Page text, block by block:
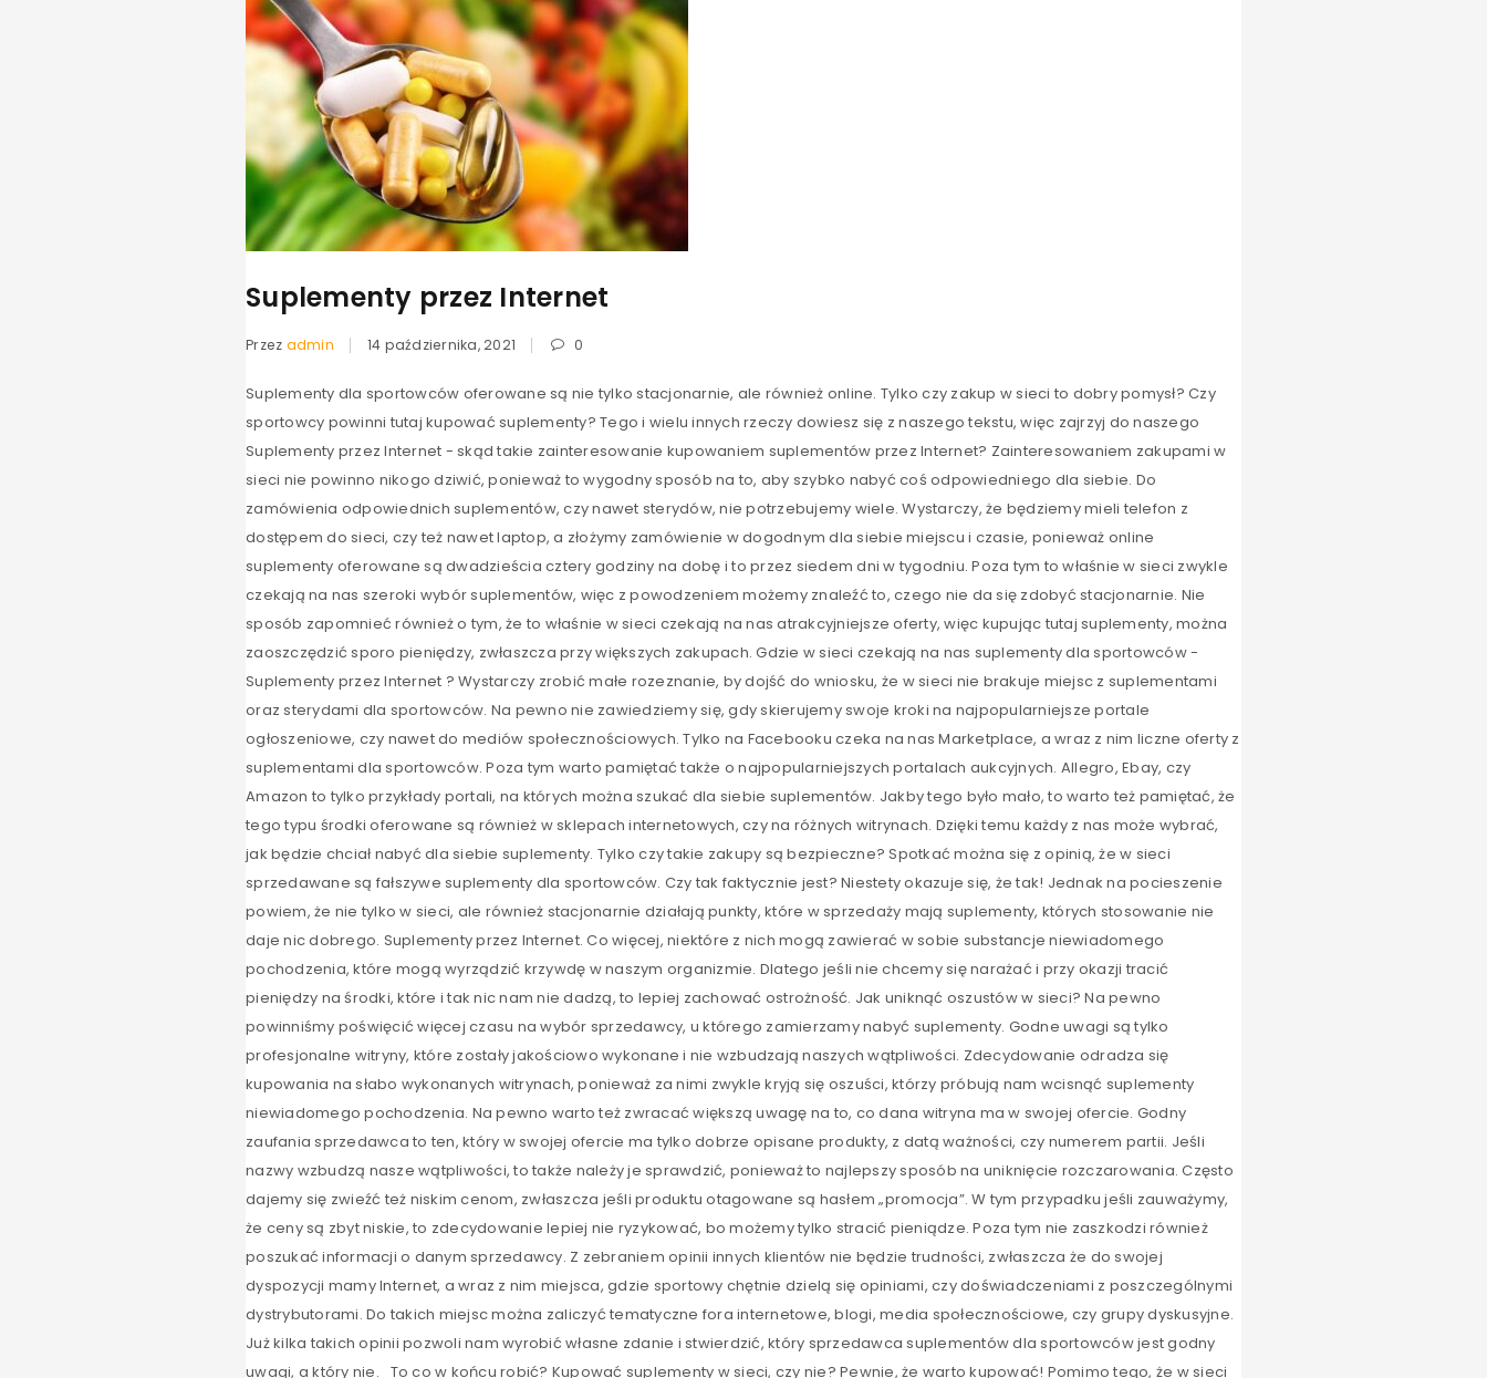
ZALOGUJ SIĘ
NIE PAMIĘTASZ HASŁA?
Suplementy przez Internet
Przez admin 14 października, 2021 0
Suplementy dla sportowców oferowane są nie tylko stacjonarnie, ale również online. Tylko czy zakup w sieci to dobry pomysł? Czy
sportowcy powinni tutaj kupować suplementy? Tego i wielu innych rzeczy dowiesz się z naszego tekstu, więc zajrzyj do naszego
Suplementy przez Internet - skąd takie zainteresowanie kupowaniem suplementów przez Internet? Zainteresowaniem zakupami w
sieci nie powinno nikogo dziwić, ponieważ to wygodny sposób na to, aby szybko nabyć coś odpowiedniego dla siebie. Do
zamówienia odpowiednich suplementów, czy nawet sterydów, nie potrzebujemy wiele. Wystarczy, że będziemy mieli telefon z
dostępem do sieci, czy też nawet laptop, a złożymy zamówienie w dogodnym dla siebie miejscu i czasie, ponieważ online
suplementy oferowane są dwadzieścia cztery godziny na dobę i to przez siedem dni w tygodniu. Poza tym to właśnie w sieci zwykle
czekają na nas szeroki wybór suplementów, więc z powodzeniem możemy znaleźć to, czego nie da się zdobyć stacjonarnie. Nie
sposób zapomnieć również o tym, że to właśnie w sieci czekają na nas atrakcyjniejsze oferty, więc kupując tutaj suplementy, można
zaoszczędzić sporo pieniędzy, zwłaszcza przy większych zakupach. Gdzie w sieci czekają na nas suplementy dla sportowców -
Suplementy przez Internet ? Wystarczy zrobić małe rozeznanie, by dojść do wniosku, że w sieci nie brakuje miejsc z suplementami
oraz sterydami dla sportowców. Na pewno nie zawiedziemy się, gdy skierujemy swoje kroki na najpopularniejsze portale
ogłoszeniowe, czy nawet do mediów społecznościowych. Tylko na Facebooku czeka na nas Marketplace, a wraz z nim liczne oferty z
suplementami dla sportowców. Poza tym warto pamiętać także o najpopularniejszych portalach aukcyjnych. Allegro, Ebay, czy
Amazon to tylko przykłady portali, na których można szukać dla siebie suplementów. Jakby tego było mało, to warto też pamiętać, że
tego typu środki oferowane są również w sklepach internetowych, czy na różnych witrynach. Dzięki temu każdy z nas może wybrać,
jak będzie chciał nabyć dla siebie suplementy. Tylko czy takie zakupy są bezpieczne? Spotkać można się z opinią, że w sieci
sprzedawane są fałszywe suplementy dla sportowców. Czy tak faktycznie jest? Niestety okazuje się, że tak! Jednak na pocieszenie
powiem, że nie tylko w sieci, ale również stacjonarnie działają punkty, które w sprzedaży mają suplementy, których stosowanie nie
daje nic dobrego. Suplementy przez Internet. Co więcej, niektóre z nich mogą zawierać w sobie substancje niewiadomego
pochodzenia, które mogą wyrządzić krzywdę w naszym organizmie. Dlatego jeśli nie chcemy się narażać i przy okazji tracić
pieniędzy na środki, które i tak nic nam nie dadzą, to lepiej zachować ostrożność. Jak uniknąć oszustów w sieci? Na pewno
powinniśmy poświęcić więcej czasu na wybór sprzedawcy, u którego zamierzamy nabyć suplementy. Godne uwagi są tylko
profesjonalne witryny, które zostały jakościowo wykonane i nie wzbudzają naszych wątpliwości. Zdecydowanie odradza się
kupowania na słabo wykonanych witrynach, ponieważ za nimi zwykle kryją się oszuści, którzy próbują nam wcisnąć suplementy
niewiadomego pochodzenia. Na pewno warto też zwracać większą uwagę na to, co dana witryna ma w swojej ofercie. Godny
zaufania sprzedawca to ten, który w swojej ofercie ma tylko dobrze opisane produkty, z datą ważności, czy numerem partii. Jeśli
nazwy wzbudzą nasze wątpliwości, to także należy je sprawdzić, ponieważ to najlepszy sposób na uniknięcie rozczarowania. Często
dajemy się zwieźć też niskim cenom, zwłaszcza jeśli produktu otagowane są hasłem „promocja”. W tym przypadku jeśli zauważymy,
że ceny są zbyt niskie, to zdecydowanie lepiej nie ryzykować, bo możemy tylko stracić pieniądze. Poza tym nie zaszkodzi również
poszukać informacji o danym sprzedawcy. Z zebraniem opinii innych klientów nie będzie trudności, zwłaszcza że do swojej
dyspozycji mamy Internet, a wraz z nim miejsca, gdzie sportowy chętnie dzielą się opiniami, czy doświadczeniami z poszczególnymi
dystrybutorami. Do takich miejsc można zaliczyć tematyczne fora internetowe, blogi, media społecznościowe, czy grupy dyskusyjne.
Już kilka takich opinii pozwoli nam wyrobić własne zdanie i stwierdzić, który sprzedawca suplementów dla sportowców jest godny
uwagi, a który nie. To co w końcu robić? Kupować suplementy w sieci, czy nie? Pewnie, że warto kupować! Pomimo tego, że w sieci